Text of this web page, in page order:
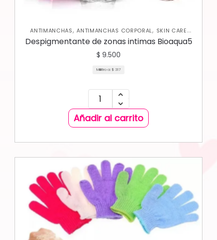
ANTIMANCHAS,ANTIMANCHAS CORPORAL, SKIN CARE
CORPORAL, SKIN CARE FACIAL
Despigmentante de zonas intimas Bioaqua5
$ 9.500
Mililitro a: $ 317
Añadir al carrito